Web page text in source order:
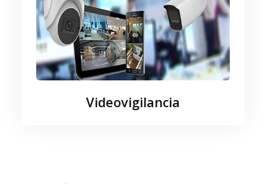
Videovigilancia